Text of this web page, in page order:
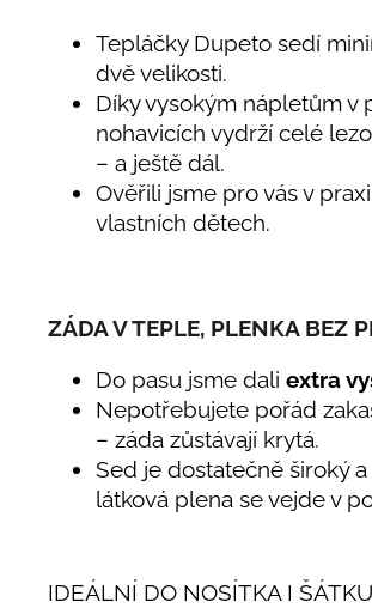
Tepláčky Dupeto sedí
dvě velikosti.
Díky vysokým nápletům v
nohavicích vydrží celé
– a ještě dál.
Ověřili jsme pro vás v
vlastních dětech.
ZÁDA V TEPLE, PLENKA BEZ
Do pasu jsme dali extra
Nepotřebujete pořád
– záda zůstávají krytá.
Sed je dostatečně široký
látková plena se vejde v
IDEÁLNÍ DO NOSÍTKA I ŠÁTKU